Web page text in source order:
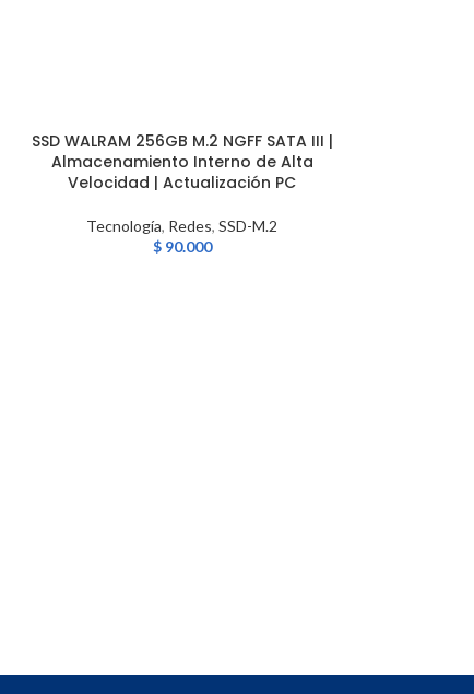
LEER MÁS
SSD WALRAM 256GB M.2 NGFF SATA III |
Almacenamiento Interno de Alta
Velocidad | Actualización PC
Tecnología, Redes,SSD-M.2
$90.000